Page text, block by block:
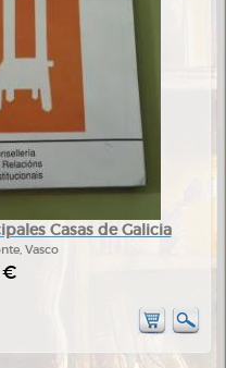
Casas de Galicia
Vasco
€